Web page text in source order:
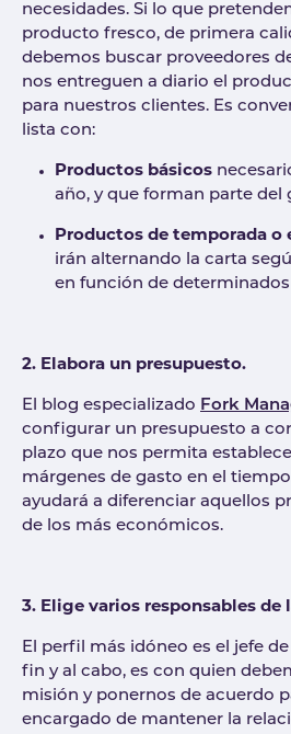
necesidades. Si lo que
producto fresco, de primera
debemos buscar proveedores
nos entreguen a diario el
para nuestros clientes. Es
lista con:
Productos básicos
año, y que forman parte del
Productos de temporada o
irán alternando la carta
en función de determinados
2. Elabora un presupuesto.
El blog especializado Fork
configurar un presupuesto a
plazo que nos permita
márgenes de gasto en el
ayudará a diferenciar aquellos
de los más económicos.
3. Elige varios responsables de
El perfil más idóneo es el jefe
fin y al cabo, es con quien
misión y ponernos de acuerdo
encargado de mantener la